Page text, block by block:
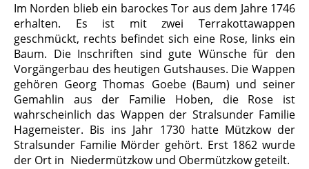
Im Norden blieb ein barockes Tor aus dem Jahre 1746
erhalten. Es ist mit zwei Terrakottawappen
geschmückt, rechts befindet sich eine Rose, links ein
Baum. Die Inschriften sind gute Wünsche für den
Vorgängerbau des heutigen Gutshauses. Die Wappen
gehören Georg Thomas Goebe (Baum) und seiner
Gemahlin aus der Familie Hoben, die Rose ist
wahrscheinlich das Wappen der Stralsunder Familie
Hagemeister. Bis ins Jahr 1730 hatte Mützkow der
Stralsunder Familie Mörder gehört. Erst 1862 wurde
der Ort in Niedermützkow und Obermützkow geteilt.